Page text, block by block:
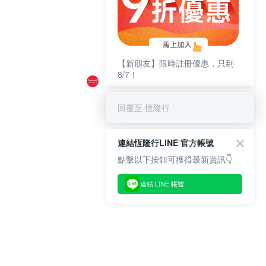
【新朋友】限時註冊優惠，只到
8/7！
回覆至 恆隆行
連結恆隆行LINE 官方帳號
點擊以下按鈕可獲得最新資訊👇
連結 LINE 帳號